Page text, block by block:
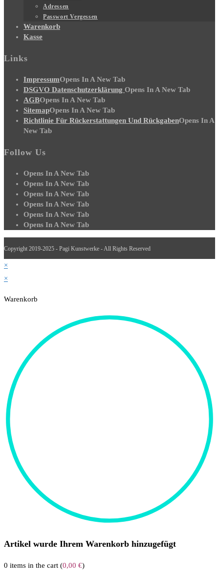
Adressen
Passwort Vergessen
Warenkorb
Kasse
Links
ImpressumOpens In A New Tab
DSGVO Datenschutzerklärung Opens In A New Tab
AGBOpens In A New Tab
SitemapOpens In A New Tab
Richtlinie Für Rückerstattungen Und RückgabenOpens In A
New Tab
Follow Us
Opens In A New Tab
Opens In A New Tab
Opens In A New Tab
Opens In A New Tab
Opens In A New Tab
Opens In A New Tab
Copyright 2019-2025 - Pagi Kunstwerke - All Rights Reserved
×
×
Warenkorb
Artikel wurde Ihrem Warenkorb hinzugefügt
0 items in the cart (0,00 €)